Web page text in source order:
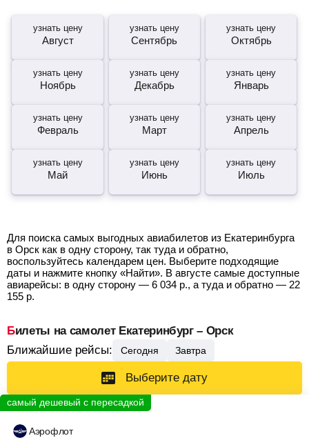
узнать цену
Август
узнать цену
Сентябрь
узнать цену
Октябрь
узнать цену
Ноябрь
узнать цену
Декабрь
узнать цену
Январь
узнать цену
Февраль
узнать цену
Март
узнать цену
Апрель
узнать цену
Май
узнать цену
Июнь
узнать цену
Июль
Для поиска самых выгодных авиабилетов из Екатеринбурга
в Орск как в одну сторону, так туда и обратно,
воспользуйтесь календарем цен. Выберите подходящие
даты и нажмите кнопку «Найти». В августе самые доступные
авиарейсы: в одну сторону — 6 034 р., а туда и обратно — 22
155 р.
Билеты на самолет Екатеринбург – Орск
Ближайшие рейсы:
Сегодня Завтра
Выберите дату
Аэрофлот